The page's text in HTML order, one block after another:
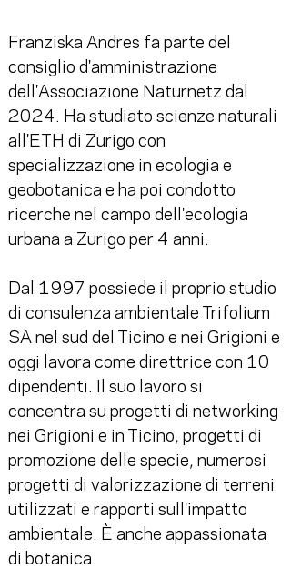
Franziska Andres fa parte del
consiglio d'amministrazione
dell'Associazione Naturnetz dal
2024. Ha studiato scienze naturali
all'ETH di Zurigo con
specializzazione in ecologia e
geobotanica e ha poi condotto
ricerche nel campo dell'ecologia
urbana a Zurigo per 4 anni.
Dal 1997 possiede il proprio studio
di consulenza ambientale Trifolium
SA nel sud del Ticino e nei Grigioni e
oggi lavora come direttrice con 10
dipendenti. Il suo lavoro si
concentra su progetti di networking
nei Grigioni e in Ticino, progetti di
promozione delle specie, numerosi
progetti di valorizzazione di terreni
utilizzati e rapporti sull'impatto
ambientale. È anche appassionata
di botanica.